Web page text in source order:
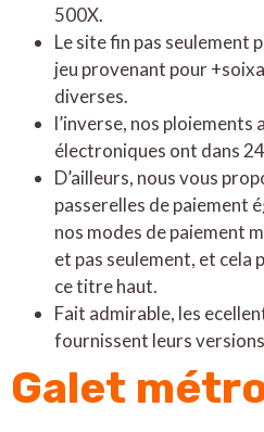
500X.
Le site fin pas seulement
jeu provenant pour
diverses.
l’inverse, nos ploiements
électroniques ont dans
D’ailleurs, nous vous
passerelles de paiement
nos modes de paiement
et pas seulement, et cela
ce titre haut.
Fait admirable, les
fournissent leurs
Galet